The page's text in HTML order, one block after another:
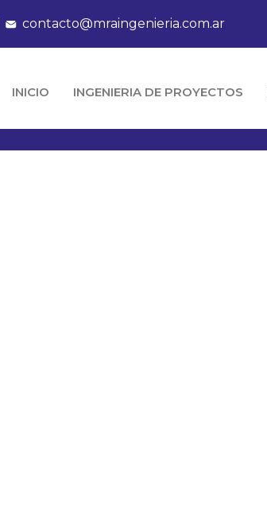
contacto@mraingenieria.com.ar
INICIO INGENIERIA DE PROYECTOS